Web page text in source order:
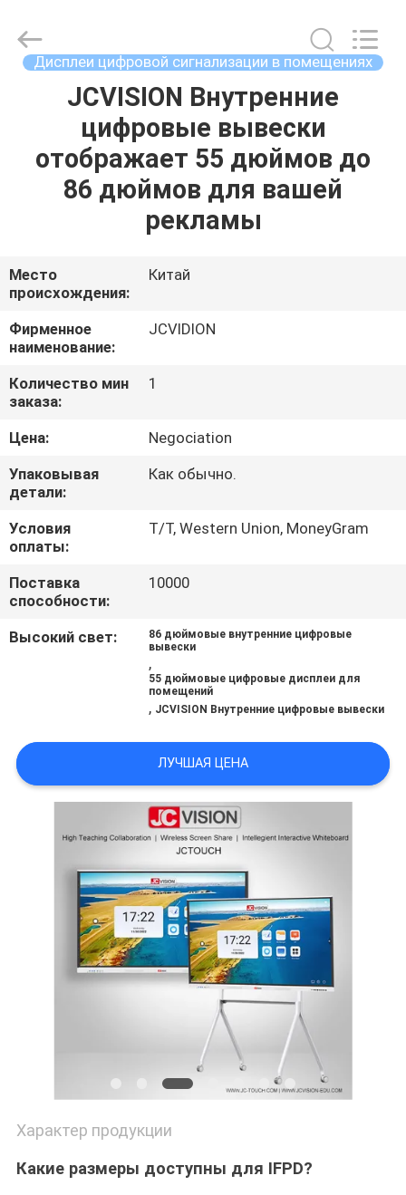
ДОМОЙ
ПРОДУКТЫ
ЭКСКУРСИЯ
ПО
ЗАВОДУ
КАЧЕСТВА
СВЯЖИТЕСЬ
С
НАМИ
НОВОСТИ
ЗАПРОСИТЕ
ЦИТАТУ
КАРТА
САЙТА
ПОЛИТИКА
КОНФИДЕНЦИАЛЬНОСТИ
Interactive
Technology
Дисплеи цифровой сигнализации в помещениях
JCVISION Внутренние
цифровые вывески
отображает 55 дюймов до
86 дюймов для вашей
рекламы
Место
происхождения:
Китай
Фирменное
наименование:
JCVIDION
Количество мин
заказа:
1
Цена:
Negociation
Упаковывая
детали:
Как обычно.
Условия
оплаты:
T/T, Western Union, MoneyGram
Поставка
способности:
10000
Высокий свет:
86 дюймовые внутренние цифровые
вывески
,
55 дюймовые цифровые дисплеи для
помещений
, JCVISION Внутренние цифровые вывески
ЛУЧШАЯ ЦЕНА
Характер продукции
Какие размеры доступны для IFPD?